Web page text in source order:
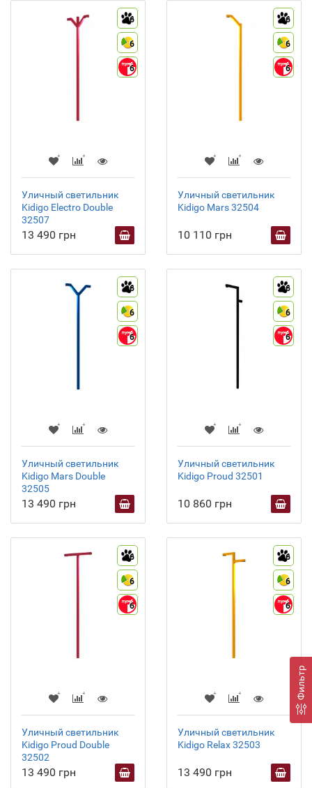
Фильтр
6
6
6
Уличный светильник
Kidigo Electro Double
32507
13 490 грн
6
6
6
Уличный светильник
Kidigo Mars 32504
10 110 грн
6
6
6
Уличный светильник
Kidigo Mars Double
32505
13 490 грн
6
6
6
Уличный светильник
Kidigo Proud 32501
10 860 грн
6
6
6
Уличный светильник
Kidigo Proud Double
32502
13 490 грн
6
6
6
Уличный светильник
Kidigo Relax 32503
13 490 грн